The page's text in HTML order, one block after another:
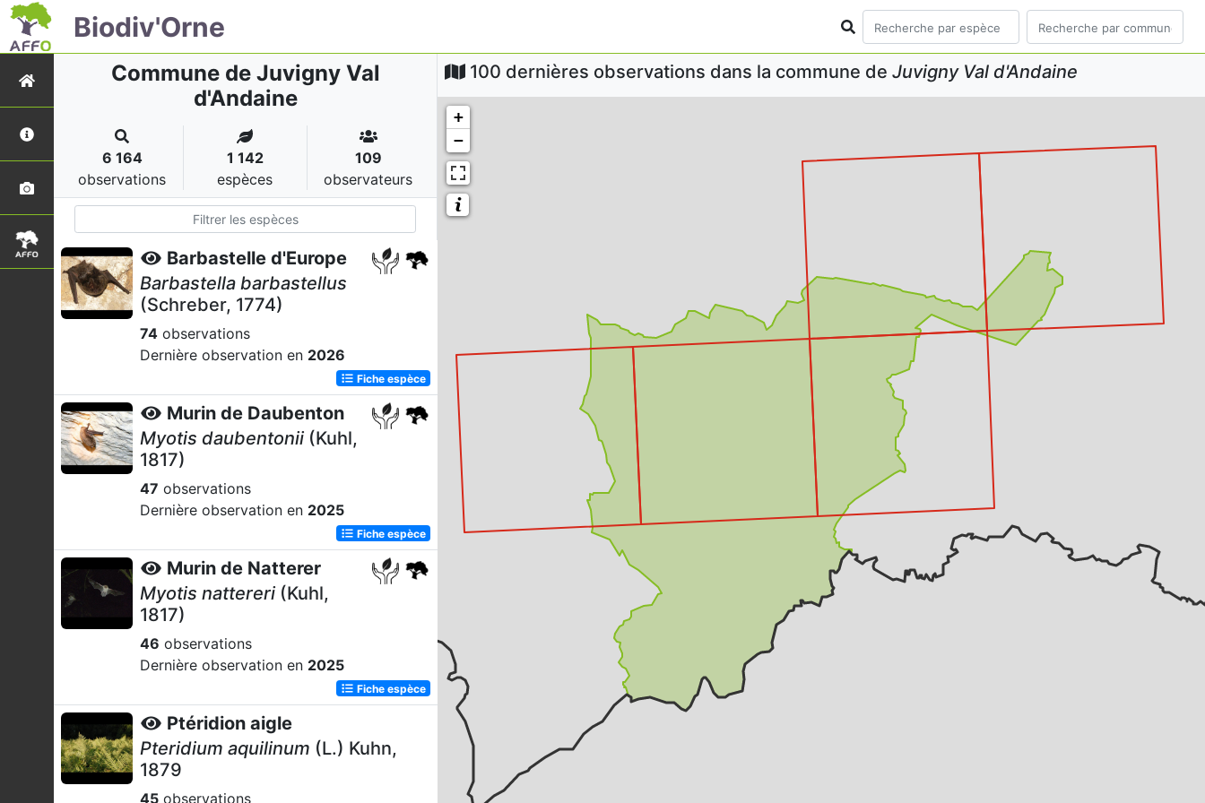
Biodiv'Orne
Commune de Juvigny Val
d'Andaine
6 164
observations
1 142
espèces
109
observateurs
Barbastelle d'Europe
Barbastella barbastellus
(Schreber, 1774)
74 observations
Dernière observation en 2026
Fiche espèce
Murin de Daubenton
Myotis daubentonii (Kuhl,
1817)
47 observations
Dernière observation en 2025
Fiche espèce
Murin de Natterer
Myotis nattereri (Kuhl,
1817)
46 observations
Dernière observation en 2025
Fiche espèce
Ptéridion aigle
Pteridium aquilinum (L.) Kuhn,
1879
45 observations
100 dernières observations dans la commune de Juvigny Val d'Andaine
+
−